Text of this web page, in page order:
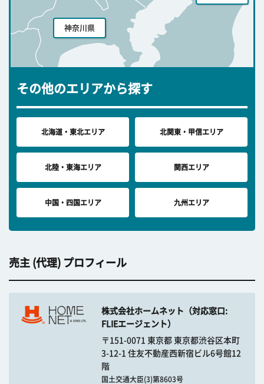
神奈川県
その他のエリアから探す
北海道・東北エリア 北関東・甲信エリア
北陸・東海エリア 関西エリア
中国・四国エリア 九州エリア
売主 (代理) プロフィール
株式会社ホームネット（対応窓口:
FLIEエージェント）
〒151-0071 東京都 東京都渋谷区本町
3-12-1 住友不動産西新宿ビル6号館12
階
国土交通大臣(3)第8603号